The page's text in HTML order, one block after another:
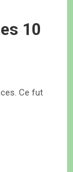
10
Ce fut